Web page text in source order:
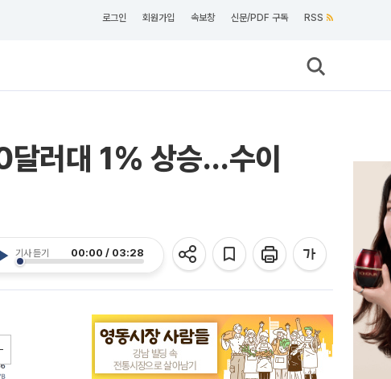
로그인 회원가입 속보창 신문/PDF 구독 RSS
러대 1% 상승…수이
기사 듣기 00:00 / 03:28